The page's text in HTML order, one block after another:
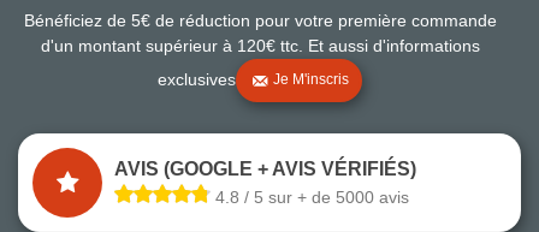
Bénéficiez de 5€ de réduction pour votre première commande
d'un montant supérieur à 120€ ttc. Et aussi d'informations
exclusives
Je M'inscris
AVIS (GOOGLE + AVIS VÉRIFIÉS)
4.8 / 5 sur + de 5000 avis